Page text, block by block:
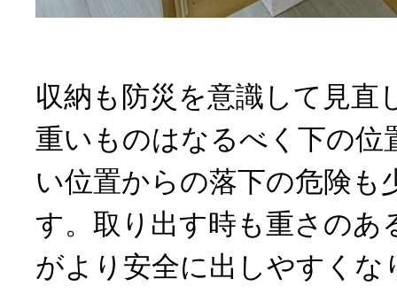
収納も防災を意識して見直
重いものはなるべく下の位
い位置からの落下の危険も
す。取り出す時も重さのあ
がより安全に出しやすくな